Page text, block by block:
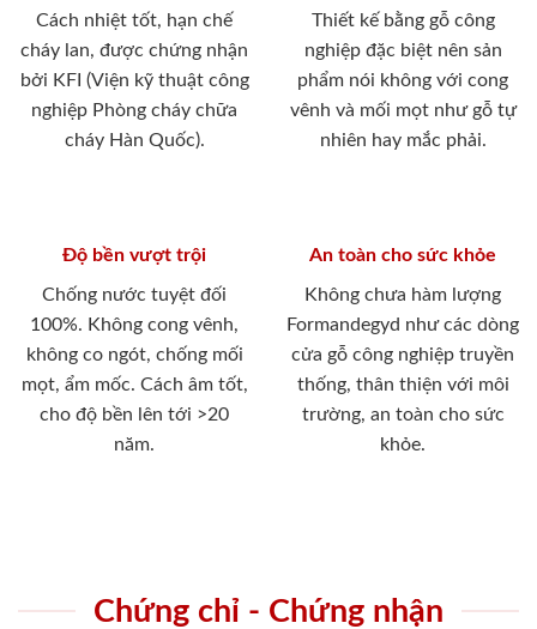
Cách nhiệt tốt, hạn chế
cháy lan, được chứng nhận
bởi KFI (Viện kỹ thuật công
nghiệp Phòng cháy chữa
cháy Hàn Quốc).
Thiết kế bằng gỗ công
nghiệp đặc biệt nên sản
phẩm nói không với cong
vênh và mối mọt như gỗ tự
nhiên hay mắc phải.
Độ bền vượt trội
Chống nước tuyệt đối
100%. Không cong vênh,
không co ngót, chống mối
mọt, ẩm mốc. Cách âm tốt,
cho độ bền lên tới >20
năm.
An toàn cho sức khỏe
Không chưa hàm lượng
Formandegyd như các dòng
cửa gỗ công nghiệp truyền
thống, thân thiện với môi
trường, an toàn cho sức
khỏe.
Chứng chỉ - Chứng nhận